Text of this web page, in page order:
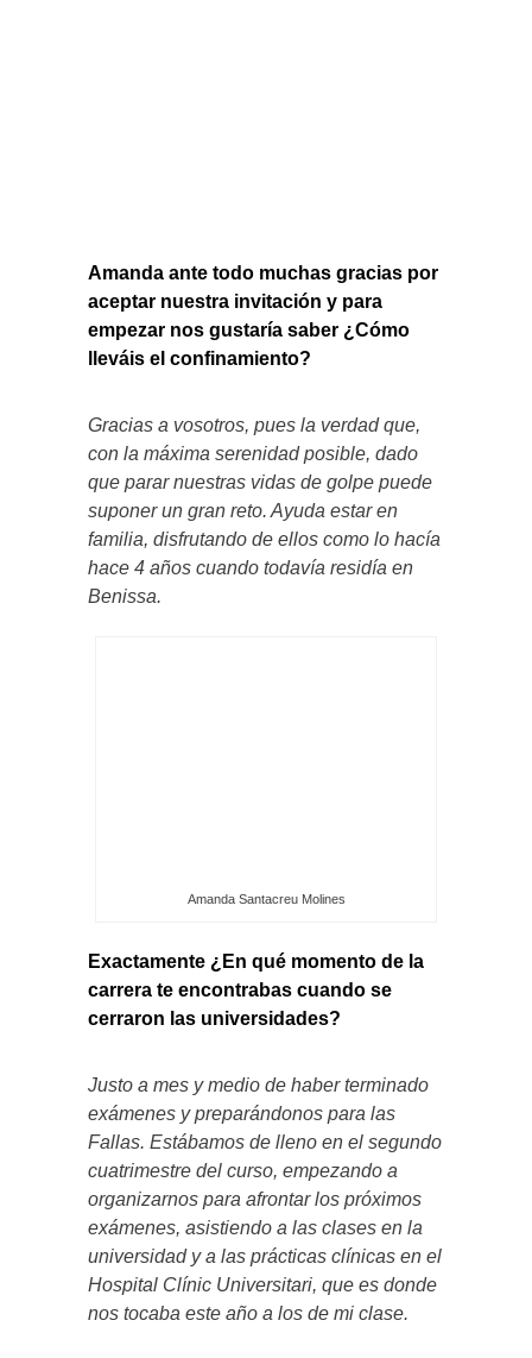
Amanda ante todo muchas gracias por
aceptar nuestra invitación y para
empezar nos gustaría saber ¿Cómo
lleváis el confinamiento?
Gracias a vosotros, pues la verdad que,
con la máxima serenidad posible, dado
que parar nuestras vidas de golpe puede
suponer un gran reto. Ayuda estar en
familia, disfrutando de ellos como lo hacía
hace 4 años cuando todavía residía en
Benissa.
Amanda Santacreu Molines
Exactamente ¿En qué momento de la
carrera te encontrabas cuando se
cerraron las universidades?
Justo a mes y medio de haber terminado
exámenes y preparándonos para las
Fallas. Estábamos de lleno en el segundo
cuatrimestre del curso, empezando a
organizarnos para afrontar los próximos
exámenes, asistiendo a las clases en la
universidad y a las prácticas clínicas en el
Hospital Clínic Universitari, que es donde
nos tocaba este año a los de mi clase.